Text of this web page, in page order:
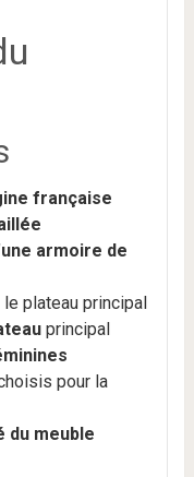
française
une armoire de
plateau principal
principal
pour la
du meuble